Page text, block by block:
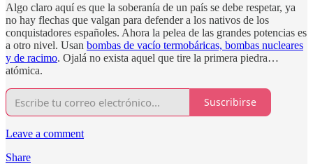
Algo claro aquí es que la soberanía de un país se debe respetar, ya
no hay flechas que valgan para defender a los nativos de los
conquistadores españoles. Ahora la pelea de las grandes potencias es
a otro nivel. Usan bombas de vacío termobáricas, bombas nucleares
y de racimo. Ojalá no exista aquel que tire la primera piedra…
atómica.
Suscribirse
Leave a comment
Share